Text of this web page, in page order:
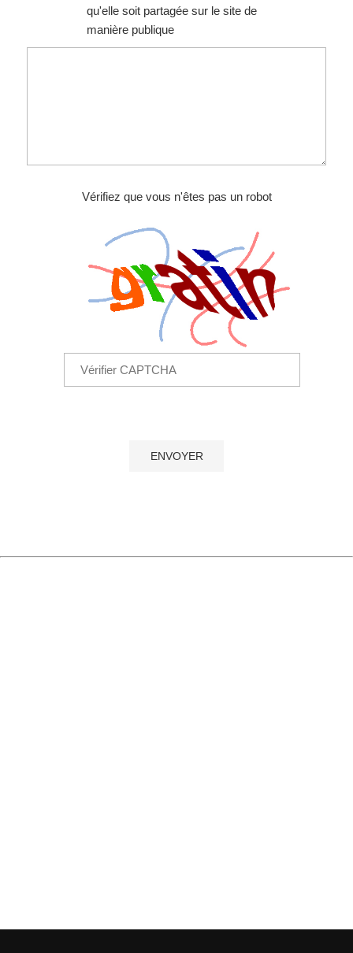
qu'elle soit partagée sur le site de
manière publique
Vérifiez que vous n'êtes pas un robot